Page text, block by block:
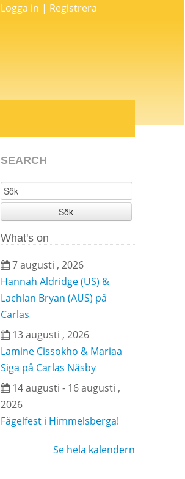
Logga in | Registrera
SEARCH
Sök
What's on
7 augusti , 2026
Hannah Aldridge (US) &
Lachlan Bryan (AUS) på
Carlas
13 augusti , 2026
Lamine Cissokho & Mariaa
Siga på Carlas Näsby
14 augusti - 16 augusti ,
2026
Fågelfest i Himmelsberga!
Se hela kalendern